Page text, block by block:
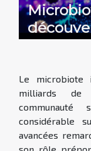
impact
prendre
Le microbiote
milliards de
communauté
considérable
avancées
son rôle